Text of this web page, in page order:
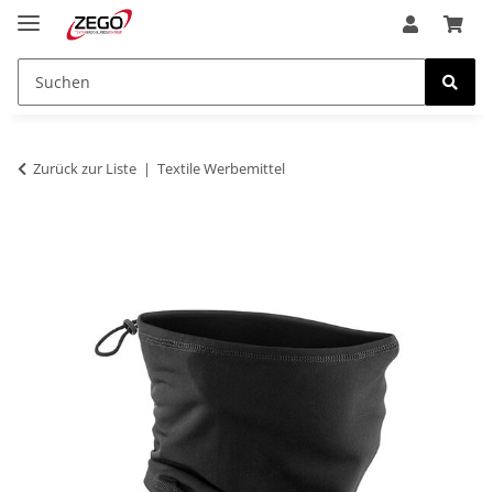
Zurück zur Liste Textile Werbemittel